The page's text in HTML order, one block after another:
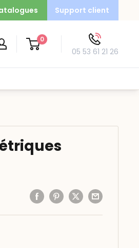
Support client
0
05 53 61 21 26